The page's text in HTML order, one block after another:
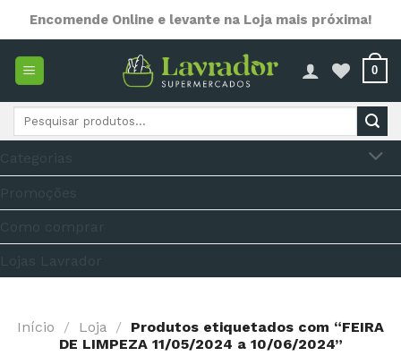
content
Encomende Online e levante na Loja mais próxima!
0
Pesquisar
Início / Loja / Produtos etiquetados com “FEIRA
DE LIMPEZA 11/05/2024 a 10/06/2024”